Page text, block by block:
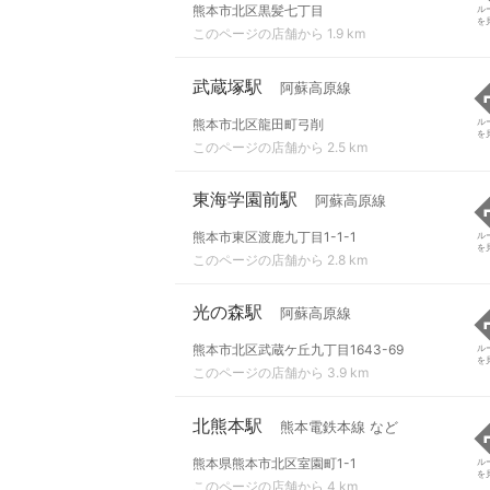
熊本市北区黒髪七丁目
このページの店舗から 1.9 km
ル
を
武蔵塚駅 阿蘇高原線
熊本市北区龍田町弓削
このページの店舗から 2.5 km
ル
を
東海学園前駅 阿蘇高原線
熊本市東区渡鹿九丁目1-1-1
このページの店舗から 2.8 km
ル
を
光の森駅 阿蘇高原線
熊本市北区武蔵ケ丘九丁目1643-69
このページの店舗から 3.9 km
ル
を
北熊本駅 熊本電鉄本線 など
熊本県熊本市北区室園町1-1
このページの店舗から 4 km
ル
を